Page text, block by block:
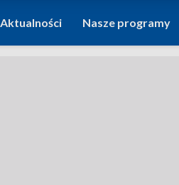
Aktualności Nasze programy